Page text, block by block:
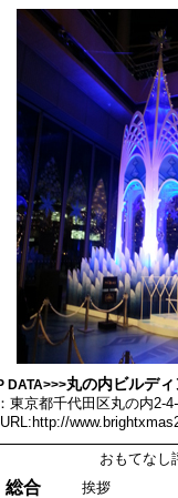
DATA>>>丸の内ビルデ
東京都千代田区丸の内2-4-
おもてなし
総合 挨拶